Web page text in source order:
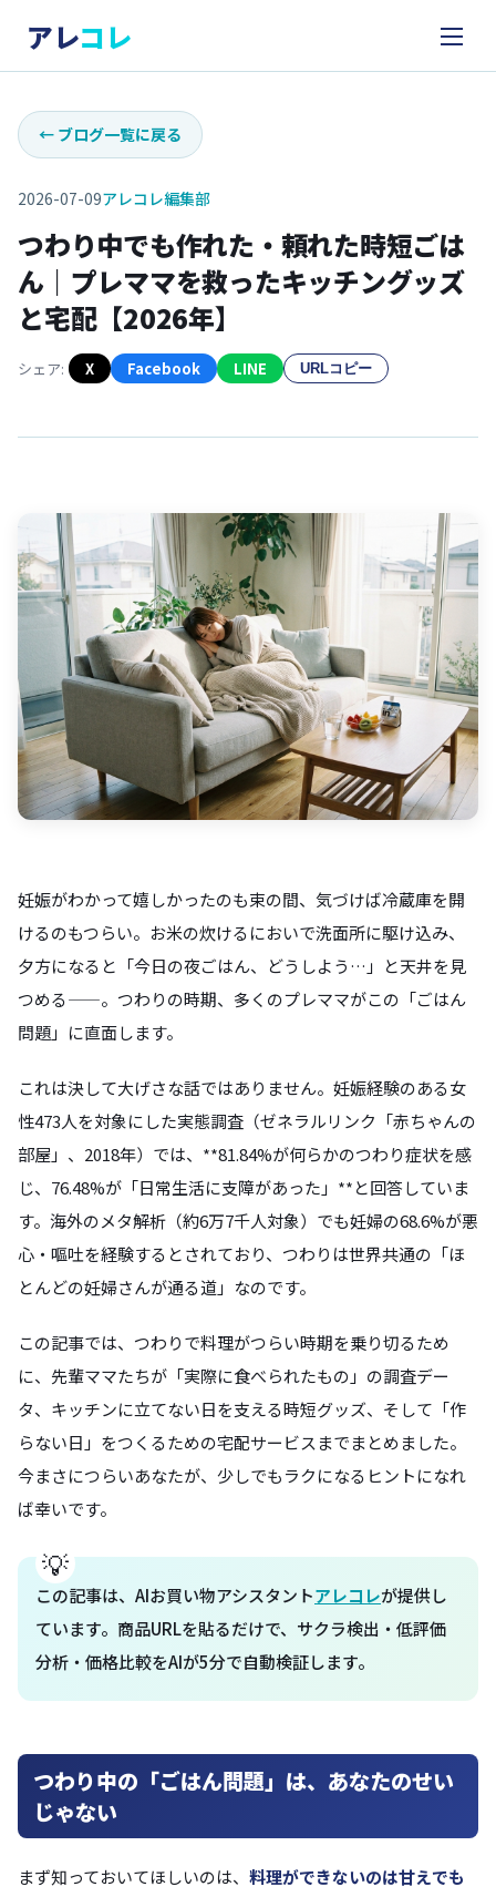
アレコレ
← ブログ一覧に戻る
2026-07-09アレコレ編集部
つわり中でも作れた・頼れた時短ごは
ん｜プレママを救ったキッチングッズ
と宅配【2026年】
シェア: X Facebook LINE URLコピー
妊娠がわかって嬉しかったのも束の間、気づけば冷蔵庫を開
けるのもつらい。お米の炊けるにおいで洗面所に駆け込み、
夕方になると「今日の夜ごはん、どうしよう…」と天井を見
つめる——。つわりの時期、多くのプレママがこの「ごはん
問題」に直面します。
これは決して大げさな話ではありません。妊娠経験のある女
性473人を対象にした実態調査（ゼネラルリンク「赤ちゃんの
部屋」、2018年）では、**81.84%が何らかのつわり症状を感
じ、76.48%が「日常生活に支障があった」**と回答していま
す。海外のメタ解析（約6万7千人対象）でも妊婦の68.6%が悪
心・嘔吐を経験するとされており、つわりは世界共通の「ほ
とんどの妊婦さんが通る道」なのです。
この記事では、つわりで料理がつらい時期を乗り切るため
に、先輩ママたちが「実際に食べられたもの」の調査デー
タ、キッチンに立てない日を支える時短グッズ、そして「作
らない日」をつくるための宅配サービスまでまとめました。
今まさにつらいあなたが、少しでもラクになるヒントになれ
ば幸いです。
この記事は、AIお買い物アシスタントアレコレが提供し
ています。商品URLを貼るだけで、サクラ検出・低評価
分析・価格比較をAIが5分で自動検証します。
つわり中の「ごはん問題」は、あなたのせい
じゃない
まず知っておいてほしいのは、 料理ができないのは甘えでも